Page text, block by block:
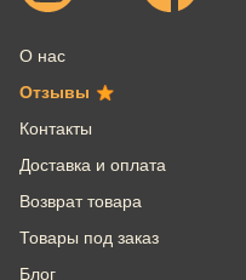
О нас
Отзывы
Контакты
Доставка и оплата
Возврат товара
Товары под заказ
Блог